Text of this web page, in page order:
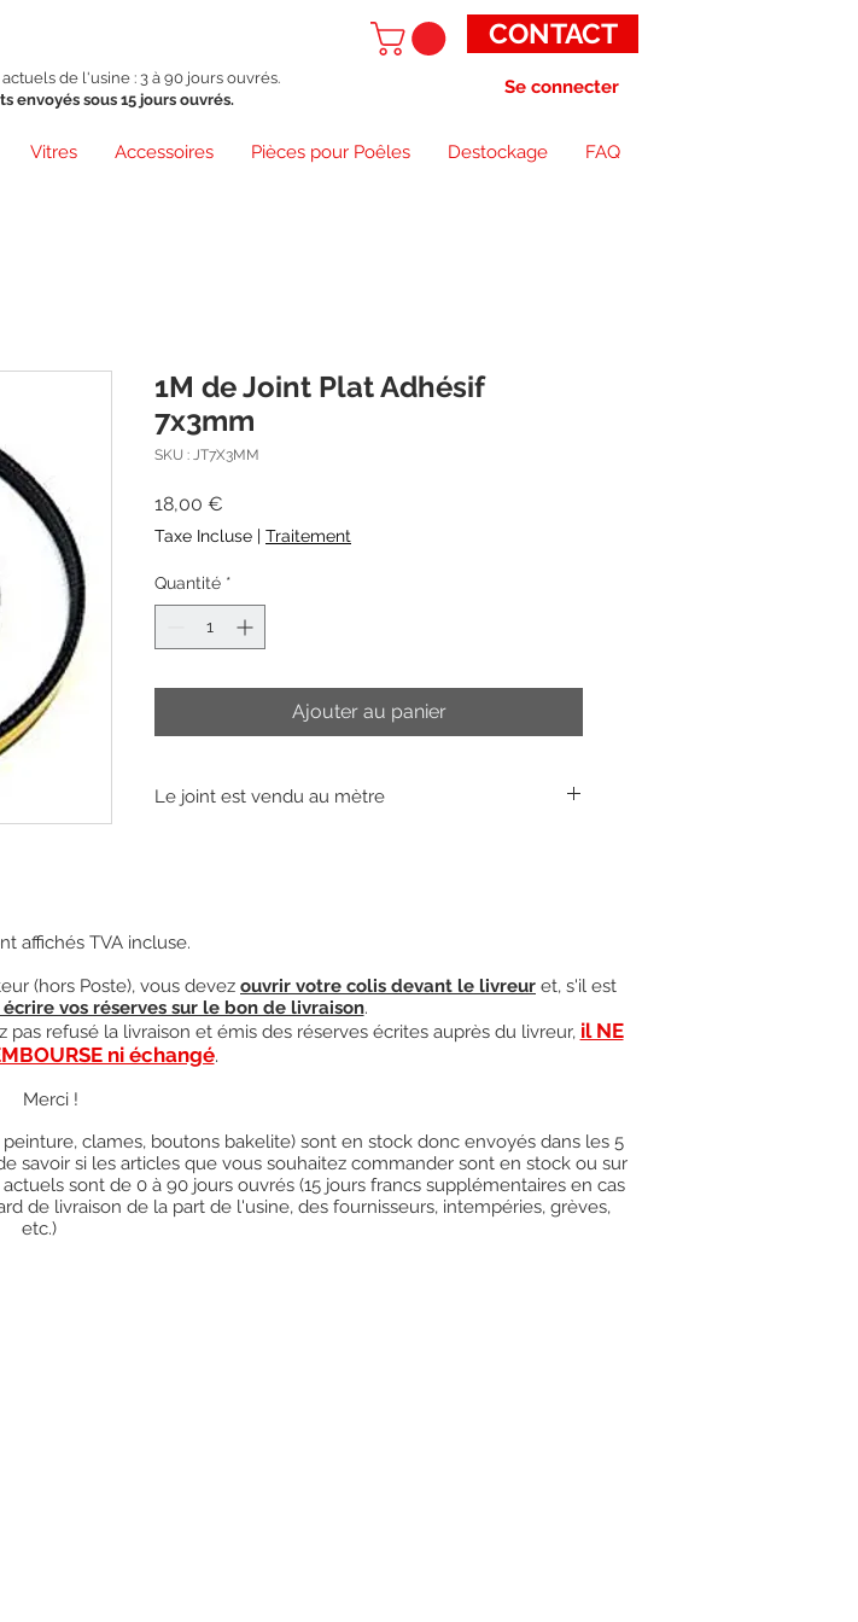
CONTACT
de l'usine : 3 à 90 jours ouvrés.
envoyés sous 15 jours ouvrés.
Se connecter
Vitres Accessoires Pièces pour Poêles Destockage FAQ
1M de Joint Plat Adhésif
7x3mm
SKU : JT7X3MM
18,00 €
Taxe Incluse | Traitement
Quantité *
Ajouter au panier
Le joint est vendu au mètre
affichés TVA incluse.
(hors Poste), vous devez ouvrir votre colis devant le livreur et, s'il est
vos réserves sur le bon de livraison.
refusé la livraison et émis des réserves écrites auprès du livreur, il NE
ni échangé.
Merci !
clames, boutons bakelite) sont en stock donc envoyés dans les 5
savoir si les articles que vous souhaitez commander sont en stock ou sur
sont de 0 à 90 jours ouvrés (15 jours francs supplémentaires en cas
de livraison de la part de l'usine, des fournisseurs, intempéries, grèves,
etc.)